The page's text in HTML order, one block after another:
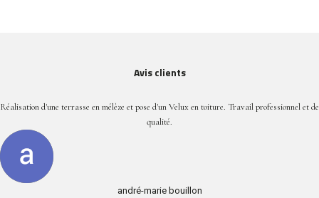
Avis clients
Réalisation d'une terrasse en mélèze et pose d'un Velux en toiture. Travail professionnel et de
qualité.
andré-marie bouillon